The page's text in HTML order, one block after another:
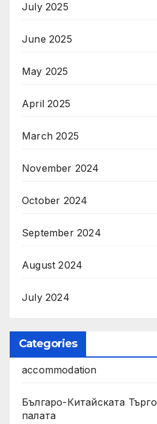
July 2025
June 2025
May 2025
April 2025
March 2025
November 2024
October 2024
September 2024
August 2024
July 2024
Categories
accommodation
Българо-Китайската
палата